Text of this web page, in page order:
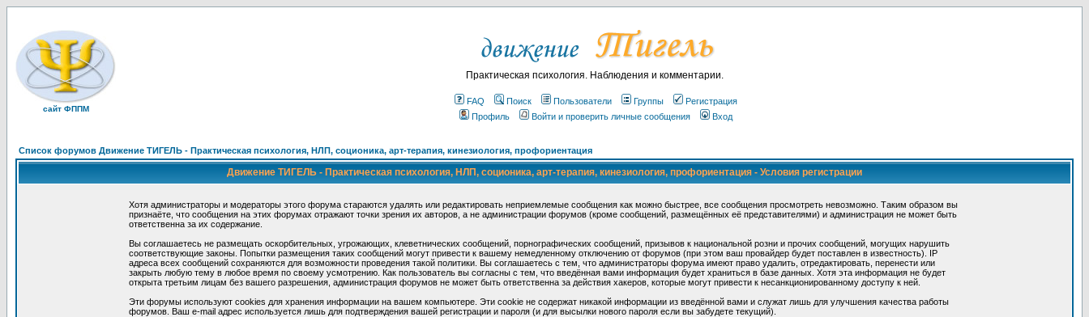
сайт ФППМ
Практическая психология. Наблюдения и комментарии.
FAQ Поиск Пользователи Группы
Регистрация
Профиль
Войти и проверить личные сообщения Вход
Список форумов Движение ТИГЕЛЬ - Практическая психология, НЛП, соционика, арт-терапия, кинезиология, профориентация
Движение ТИГЕЛЬ - Практическая психология, НЛП, соционика, арт-терапия, кинезиология, профориентация - Условия регистрации
Хотя администраторы и модераторы этого форума стараются удалять или редактировать неприемлемые сообщения как можно быстрее, все сообщения просмотреть невозможно. Таким образом вы
признаёте, что сообщения на этих форумах отражают точки зрения их авторов, а не администрации форумов (кроме сообщений, размещённых её представителями) и администрация не может быть
ответственна за их содержание.
Вы соглашаетесь не размещать оскорбительных, угрожающих, клеветнических сообщений, порнографических сообщений, призывов к национальной розни и прочих сообщений, могущих нарушить
соответствующие законы. Попытки размещения таких сообщений могут привести к вашему немедленному отключению от форумов (при этом ваш провайдер будет поставлен в известность). IP
адреса всех сообщений сохраняются для возможности проведения такой политики. Вы соглашаетесь с тем, что администраторы форума имеют право удалить, отредактировать, перенести или
закрыть любую тему в любое время по своему усмотрению. Как пользователь вы согласны с тем, что введённая вами информация будет храниться в базе данных. Хотя эта информация не будет
открыта третьим лицам без вашего разрешения, администрация форумов не может быть ответственна за действия хакеров, которые могут привести к несанкционированному доступу к ней.
Эти форумы используют cookies для хранения информации на вашем компьютере. Эти cookie не содержат никакой информации из введённой вами и служат лишь для улучшения качества работы
форумов. Ваш e-mail адрес используется лишь для подтверждения вашей регистрации и пароля (и для высылки нового пароля если вы забудете текущий).